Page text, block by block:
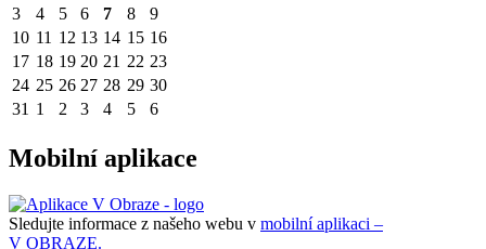
3
4 5 6 7 8
9
10 11 12 13 14 15 16
17 18 19 20 21 22 23
24 25 26 27 28 29 30
31 1 2 3 4 5 6
Mobilní aplikace
Sledujte informace z našeho webu v mobilní aplikaci –
V OBRAZE.